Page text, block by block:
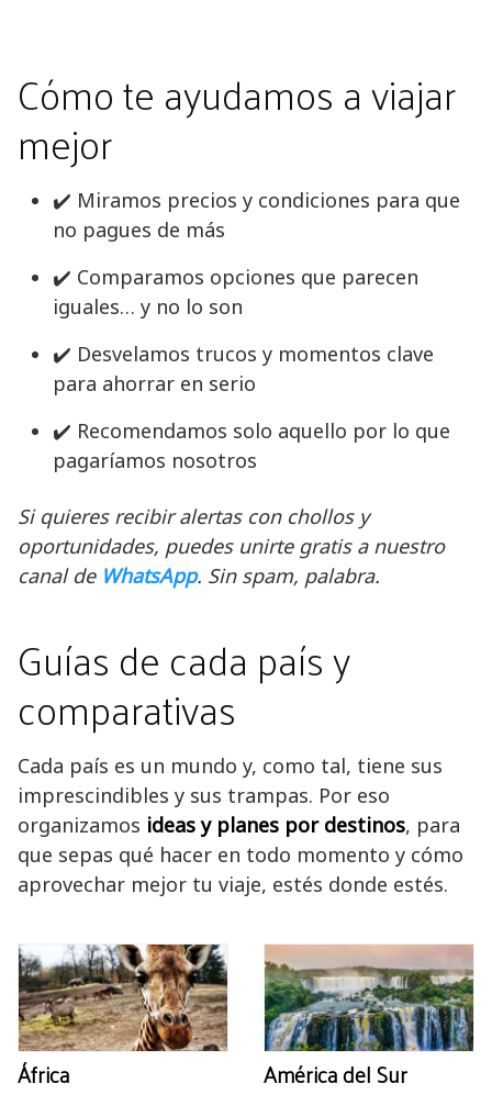
Cómo te ayudamos a viajar
mejor
✔️ Miramos precios y condiciones para que
no pagues de más
✔️ Comparamos opciones que parecen
iguales… y no lo son
✔️ Desvelamos trucos y momentos clave
para ahorrar en serio
✔️ Recomendamos solo aquello por lo que
pagaríamos nosotros
Si quieres recibir alertas con chollos y
oportunidades, puedes unirte gratis a nuestro
canal de WhatsApp. Sin spam, palabra.
Guías de cada país y
comparativas
Cada país es un mundo y, como tal, tiene sus
imprescindibles y sus trampas. Por eso
organizamos ideas y planes por destinos, para
que sepas qué hacer en todo momento y cómo
aprovechar mejor tu viaje, estés donde estés.
África América del Sur